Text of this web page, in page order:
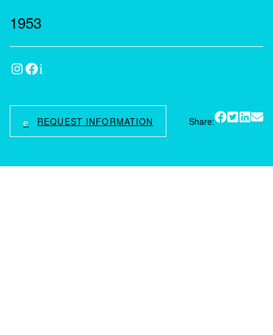
1953
Instagram Facebook IMDb
REQUEST INFORMATION Share: